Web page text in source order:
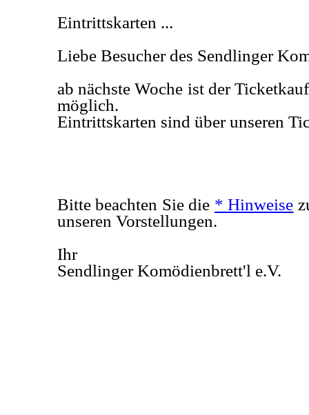
Eintrittskarten ...
Liebe Besucher des Sendlinger
ab nächste Woche ist der
möglich.
Eintrittskarten sind über unseren
Bitte beachten Sie die * Hinweise
unseren Vorstellungen.
Ihr
Sendlinger Komödienbrett'l e.V.